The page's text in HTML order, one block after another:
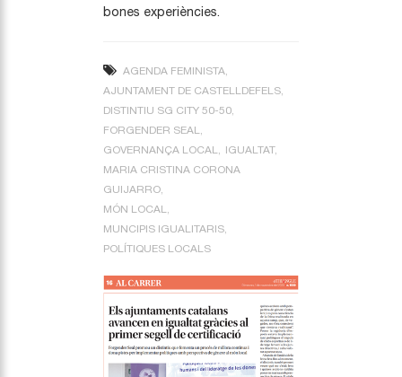
bones experiències.
AGENDA FEMINISTA
AJUNTAMENT DE CASTELLDEFELS
DISTINTIU SG CITY 50-50
FORGENDER SEAL
GOVERNANÇA LOCAL
IGUALTAT
MARIA CRISTINA CORONA
GUIJARRO
MÓN LOCAL
MUNCIPIS IGUALITARIS
POLÍTIQUES LOCALS